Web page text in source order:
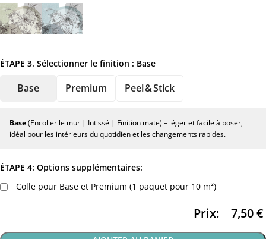
ÉTAPE 3. Sélectionner le finition : Base
Base Premium Peel & Stick
Base(Encoller le mur | Intissé | Finition mate) – léger et facile à poser,
idéal pour les intérieurs du quotidien et les changements rapides.
ÉTAPE 4: Options supplémentaires:
Colle pour Base et Premium (1 paquet pour 10 m²)
Prix: 7,50€